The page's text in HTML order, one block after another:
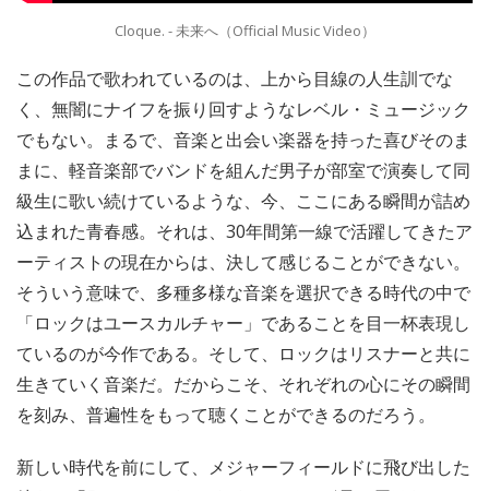
Cloque. - 未来へ（Official Music Video）
この作品で歌われているのは、上から目線の人生訓でな
く、無闇にナイフを振り回すようなレベル・ミュージック
でもない。まるで、音楽と出会い楽器を持った喜びそのま
まに、軽音楽部でバンドを組んだ男子が部室で演奏して同
級生に歌い続けているような、今、ここにある瞬間が詰め
込まれた青春感。それは、30年間第一線で活躍してきたア
ーティストの現在からは、決して感じることができない。
そういう意味で、多種多様な音楽を選択できる時代の中で
「ロックはユースカルチャー」であることを目一杯表現し
ているのが今作である。そして、ロックはリスナーと共に
生きていく音楽だ。だからこそ、それぞれの心にその瞬間
を刻み、普遍性をもって聴くことができるのだろう。
新しい時代を前にして、メジャーフィールドに飛び出した